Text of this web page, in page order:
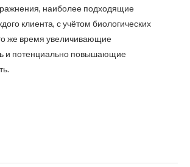
наиболее подходящие
клиента, с учётом биологических
же время увеличивающие
и потенциально повышающие